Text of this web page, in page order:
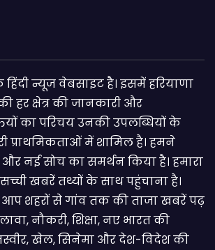
न्यूज वेबसाइट है। इसमें हरियाणा
हर क्षेत्र की जानकारी और
का परिचय उनकी उपलब्धियों के
प्राथमिकताओं में शामिल है। हमने
और नई सोच का समर्थन किया है। हमारा
खबरें तथ्यों के साथ पहुंचाना है।
आप शहरों से गांव तक की ताजा खबरें पढ़
नौकरी, शिक्षा, नए भारत की
खेल, सिनेमा और देश-विदेश की